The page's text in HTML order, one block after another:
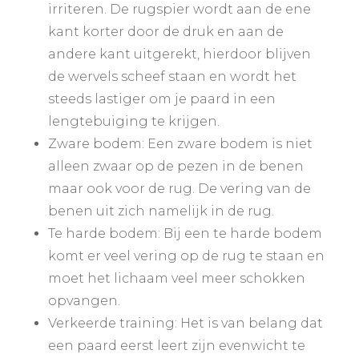
irriteren. De rugspier wordt aan de ene
kant korter door de druk en aan de
andere kant uitgerekt, hierdoor blijven
de wervels scheef staan en wordt het
steeds lastiger om je paard in een
lengtebuiging te krijgen.
Zware bodem: Een zware bodem is niet
alleen zwaar op de pezen in de benen
maar ook voor de rug. De vering van de
benen uit zich namelijk in de rug.
Te harde bodem: Bij een te harde bodem
komt er veel vering op de rug te staan en
moet het lichaam veel meer schokken
opvangen.
Verkeerde training: Het is van belang dat
een paard eerst leert zijn evenwicht te